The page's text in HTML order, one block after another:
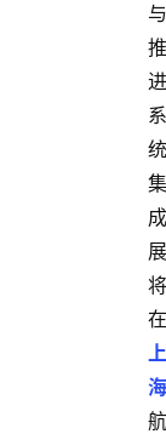
与
推
进
系
统
集
成
展
将
在
上
海
航